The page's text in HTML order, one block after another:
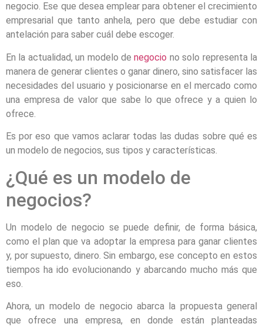
negocio. Ese que desea emplear para obtener el crecimiento
empresarial que tanto anhela, pero que debe estudiar con
antelación para saber cuál debe escoger.
En la actualidad, un modelo denegocio no solo representa la
manera de generar clientes o ganar dinero, sino satisfacer las
necesidades del usuario y posicionarse en el mercado como
una empresa de valor que sabe lo que ofrece y a quien lo
ofrece.
Es por eso que vamos aclarar todas las dudas sobre qué es
un modelo de negocios, sus tipos y características.
¿Qué es un modelo de
negocios?
Un modelo de negocio se puede definir, de forma básica,
como el plan que va adoptar la empresa para ganar clientes
y, por supuesto, dinero. Sin embargo, ese concepto en estos
tiempos ha ido evolucionando y abarcando mucho más que
eso.
Ahora, un modelo de negocio abarca la propuesta general
que ofrece una empresa, en donde están planteadas